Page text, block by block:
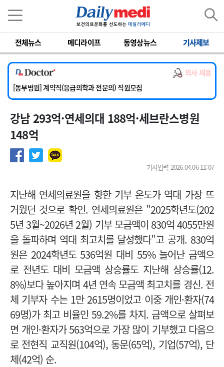
전체뉴스 메디라이프 동영상뉴스 기사제보
의사 채용
[서울아산병원] 2026년 하반기 인턴 모집
[영남대학교의료원] 마취통증의학과 임기제 임상의사 채용
[충남대학교병원] 소아청소년과(소아응급전담) 계약직 의사 공개채용
[동부병원] 계약직(응급의학과 전문의) 직원모집
[이대목동병원] 하반기 전공의(레지던트1년차) 모집
[서울아산병원] 2026년 하반기 인턴 모집
[영남대학교의료원] 마취통증의학과 임기제 임상의사 채용
강남 293억·연세의대 188억·세브란스병원
148억
기사입력 2026.04.06 11:07
지난해 연세의료원을 향한 기부 온도가 역대 가장 뜨
거웠던 것으로 확인. 연세의료원은 "2025학년도(202
5년 3월~2026년 2월) 기부 모금액이 830억 4055만원
을 돌파하며 역대 최고치를 달성했다"고 공개. 830억
원은 2024학년도 536억원 대비 55% 늘어난 금액으
로 전년도 대비 모금액 상승률도 지난해 상승률(12.
8%)보다 높아지며 4년 연속 모금액 최고치를 경신. 전
체 기부자 수는 1만 2615명이었고 이중 개인·환자(74
69명)가 최고 비율인 59.2%를 차지. 금액으로 살펴보
면 개인·환자가 563억으로 가장 많이 기부했고 다음으
로 전현직 교직원(104억), 동문(65억), 기업(57억), 단
체(42억) 순.